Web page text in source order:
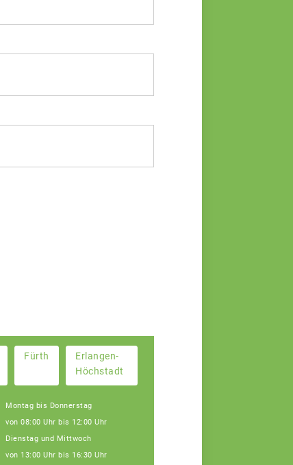
Fürth
Erlangen-
Höchstadt
Montag bis Donnerstag
von 08:00 Uhr bis 12:00 Uhr
Dienstag und Mittwoch
von 13:00 Uhr bis 16:30 Uhr